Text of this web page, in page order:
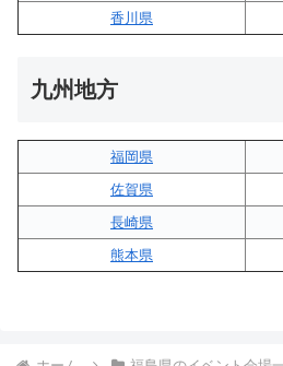
香川県
九州地方
福岡県
佐賀県
長崎県
熊本県